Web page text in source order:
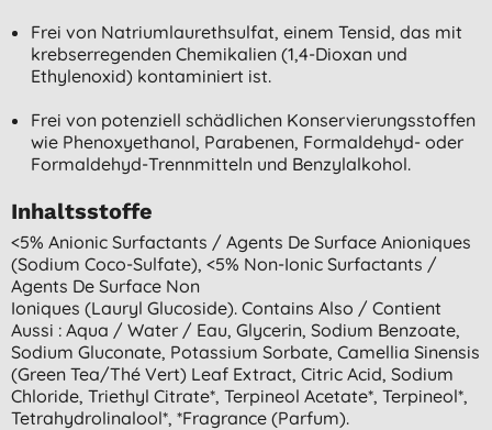
Frei von Natriumlaurethsulfat, einem Tensid, das mit
krebserregenden Chemikalien (1,4-Dioxan und
Ethylenoxid) kontaminiert ist.
Frei von potenziell schädlichen Konservierungsstoffen
wie Phenoxyethanol, Parabenen, Formaldehyd- oder
Formaldehyd-Trennmitteln und Benzylalkohol.
Inhaltsstoffe
<5% Anionic Surfactants / Agents De Surface Anioniques
(sodium Coco-Sulfate), <5% Non-Ionic Surfactants /
Agents De Surface Non
Ioniques (lauryl Glucoside). Contains Also / Contient
Aussi : Aqua / Water / Eau, Glycerin, Sodium Benzoate,
Sodium Gluconate, Potassium Sorbate, Camellia Sinensis
(green Tea/thé Vert) Leaf Extract, Citric Acid, Sodium
Chloride, Triethyl Citrate*, Terpineol Acetate*, Terpineol*,
Tetrahydrolinalool*, *fragrance (parfum).